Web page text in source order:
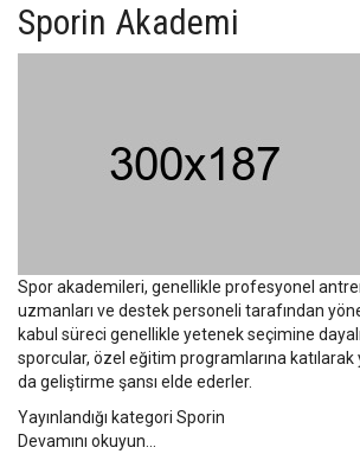
Sporin Akademi
Spor akademileri, genellikle profesyonel
uzmanları ve destek personeli tarafından
kabul süreci genellikle yetenek seçimine dayalı
sporcular, özel eğitim programlarına
da geliştirme şansı elde ederler.
Yayınlandığı kategori Sporin
Devamını okuyun...